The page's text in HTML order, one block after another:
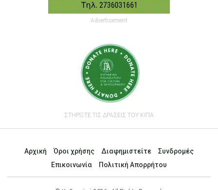
Advertisement
ΣΤΗΡΙΞΤΕ ΤΙΣ ΔΡΑΣΕΙΣ ΤΟΥ ΚΙΠΑ
Αρχική Όροι χρήσης Διαφημιστείτε
Συνδρομές
Επικοινωνία
Πολιτική Απορρήτου